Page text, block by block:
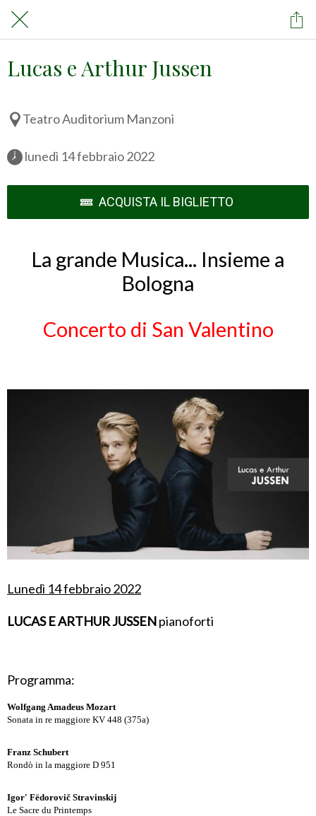
Lucas e Arthur Jussen
Teatro Auditorium Manzoni
lunedì 14 febbraio 2022
ACQUISTA IL BIGLIETTO
La grande Musica... Insieme a
Bologna
Concerto di San Valentino
Lunedì 14 febbraio 2022
LUCAS E ARTHUR JUSSENpianoforti
Programma:
Wolfgang Amadeus Mozart
Sonata in re maggiore KV 448 (375a)
Franz Schubert
Rondò in la maggiore D 951
Igor' Fëdorovič Stravinskij
Le Sacre du Printemps